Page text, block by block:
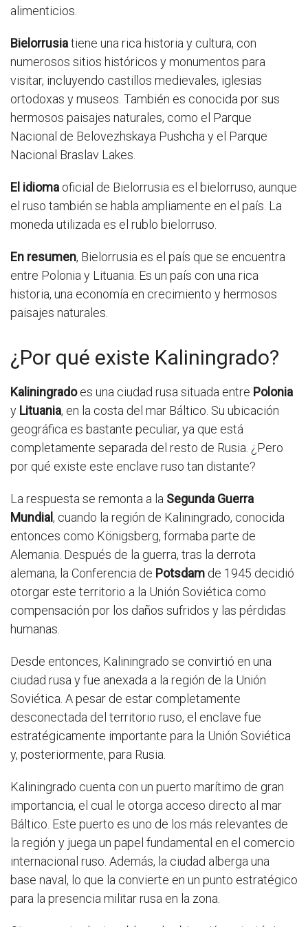
alimenticios.
Bielorrusiatiene una rica historia y cultura, con
numerosos sitios históricos y monumentos para
visitar, incluyendo castillos medievales, iglesias
ortodoxas y museos. También es conocida por sus
hermosos paisajes naturales, como el Parque
Nacional de Belovezhskaya Pushcha y el Parque
Nacional Braslav Lakes.
El idioma oficial de Bielorrusia es el bielorruso, aunque
el ruso también se habla ampliamente en el país. La
moneda utilizada es el rublo bielorruso.
En resumen, Bielorrusia es el país que se encuentra
entre Polonia y Lituania. Es un país con una rica
historia, una economía en crecimiento y hermosos
paisajes naturales.
¿Por qué existe Kaliningrado?
Kaliningradoes una ciudad rusa situada entre Polonia
y Lituania, en la costa del mar Báltico. Su ubicación
geográfica es bastante peculiar, ya que está
completamente separada del resto de Rusia. ¿Pero
por qué existe este enclave ruso tan distante?
La respuesta se remonta a la Segunda Guerra
Mundial, cuando la región de Kaliningrado, conocida
entonces como Königsberg, formaba parte de
Alemania. Después de la guerra, tras la derrota
alemana, la Conferencia de Potsdam de 1945 decidió
otorgar este territorio a la Unión Soviética como
compensación por los daños sufridos y las pérdidas
humanas.
Desde entonces, Kaliningrado se convirtió en una
ciudad rusa y fue anexada a la región de la Unión
Soviética. A pesar de estar completamente
desconectada del territorio ruso, el enclave fue
estratégicamente importante para la Unión Soviética
y, posteriormente, para Rusia.
Kaliningrado cuenta con un puerto marítimo de gran
importancia, el cual le otorga acceso directo al mar
Báltico. Este puerto es uno de los más relevantes de
la región y juega un papel fundamental en el comercio
internacional ruso. Además, la ciudad alberga una
base naval, lo que la convierte en un punto estratégico
para la presencia militar rusa en la zona.